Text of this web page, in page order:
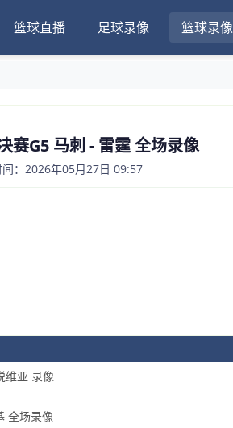
篮球直播 足球录像 篮球录像
赛G5 马刺 - 雷霆 全场录像
2026年05月27日 09:57
维亚 录像
全场录像